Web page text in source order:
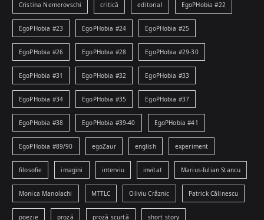
Cristina Nemerovschi critică editorial EgoPHobia #22
EgoPHobia #23 EgoPHobia #24 EgoPHobia #25
EgoPHobia #26 EgoPHobia #28 EgoPHobia #29-30
EgoPHobia #31 EgoPHobia #32 EgoPHobia #33
EgoPHobia #34 EgoPHobia #35 EgoPHobia #37
EgoPHobia #38 EgoPHobia #39-40 EgoPHobia #41
EgoPHobia #89/90 egoZaur english experiment
filosofie imagini interviu invitat Marius-Iulian Stancu
Monica Manolachi MTTLC Oliviu Crâznic Patrick Călinescu
poezie proză proză scurtă short story